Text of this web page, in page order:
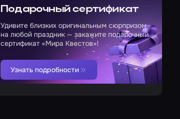
Подарочный сертификат
Удивите близких оригинальным сюрпризом
на любой праздник — закажите подарочный
сертификат «Мира Квестов»!
Узнать подробности